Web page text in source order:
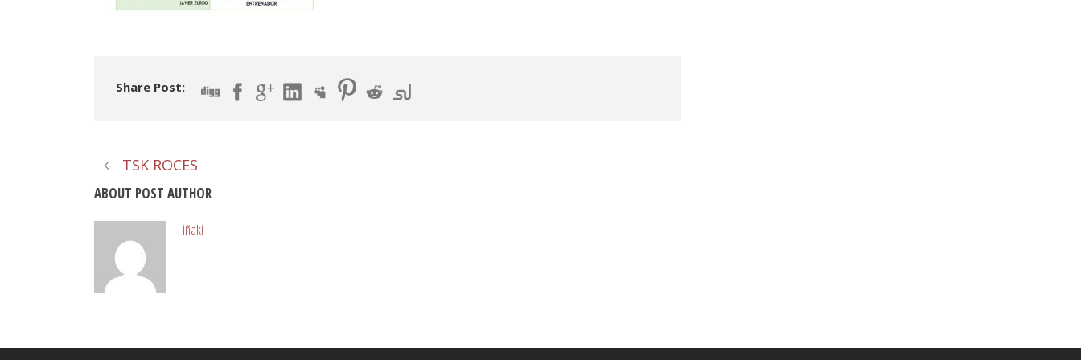
Share Post:
TSK ROCES
ABOUT POST AUTHOR
iñaki